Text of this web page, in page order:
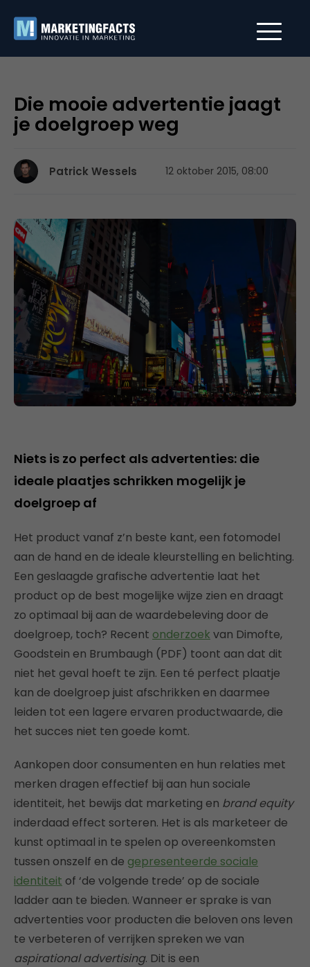
Die mooie advertentie jaagt
je doelgroep weg
Patrick Wessels 12 oktober 2015, 08:00
Niets is zo perfect als advertenties: die
ideale plaatjes schrikken mogelijk je
doelgroep af
Het product vanaf z’n beste kant, een fotomodel
aan de hand en de ideale kleurstelling en belichting.
Een geslaagde grafische advertentie laat het
product op de best mogelijke wijze zien en draagt
zo optimaal bij aan de waardebeleving door de
doelgroep, toch? Recent onderzoek van Dimofte,
Goodstein en Brumbaugh (PDF) toont aan dat dit
niet het geval hoeft te zijn. Een té perfect plaatje
kan de doelgroep juist afschrikken en daarmee
leiden tot een lagere ervaren productwaarde, die
het succes niet ten goede komt.
Aankopen door consumenten en hun relaties met
merken dragen effectief bij aan hun sociale
identiteit, het bewijs dat marketing en brand equity
inderdaad effect sorteren. Het is als marketeer de
kunst optimaal in te spelen op overeenkomsten
tussen onszelf en de gepresenteerde sociale
identiteit of ‘de volgende trede’ op de sociale
ladder aan te bieden. Wanneer er sprake is van
advertenties voor producten die beloven ons leven
te verbeteren of verrijken spreken we van
aspirational advertising. Dit is een